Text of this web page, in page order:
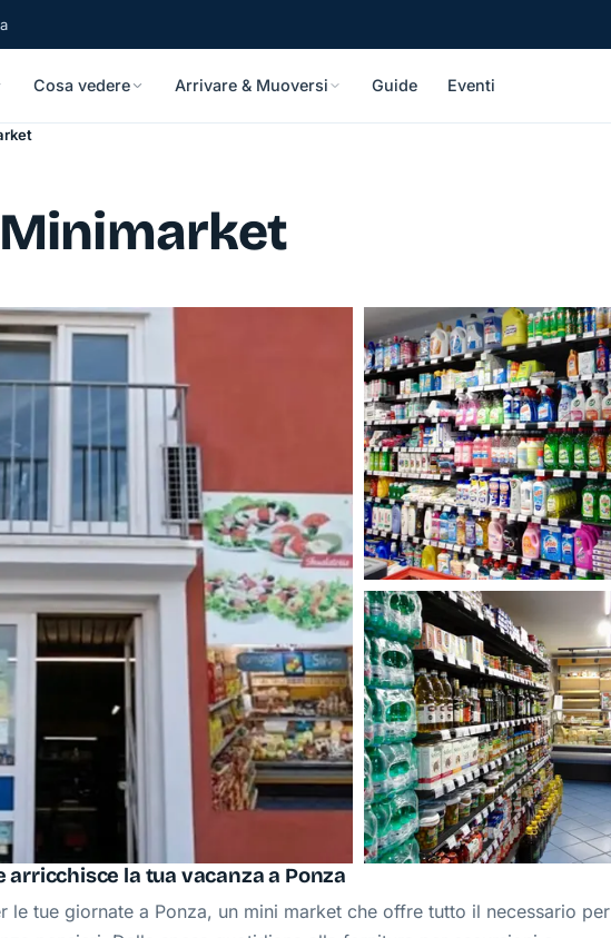
Cosa vedere Arrivare & Muoversi Guide Eventi
la tua vacanza a Ponza
le tue giornate a Ponza, un mini market che offre tutto il necessario per